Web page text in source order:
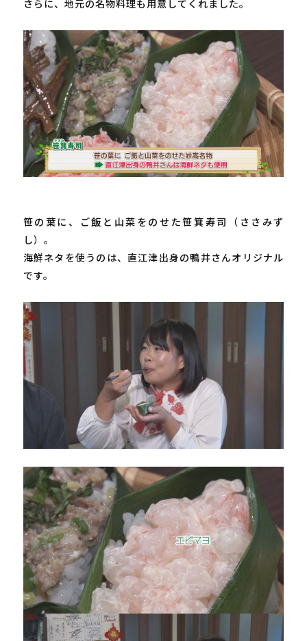
さらに、地元の名物料理も用意してくれました。
笹の葉に、ご飯と山菜をのせた笹箕寿司（ささみず
し）。
海鮮ネタを使うのは、直江津出身の鴨井さんオリジナル
です。